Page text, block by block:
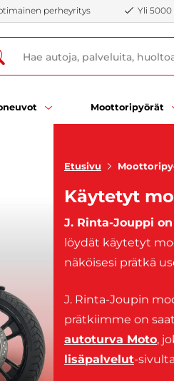
perheyritys Yli 5000
Moottoripyörät
Etusivu
Käytetyt
J. Rinta-Jouppi
löydät käytetyt
näköisesi prätkä
J. Rinta-Joupin
prätkiimme on
autoturva Moto,
lisäpalvelut-